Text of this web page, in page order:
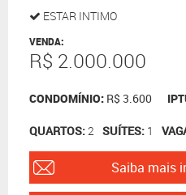
ESTAR INTIMO
VENDA:
R$ 2.000.000
CONDOMÍNIO: R$ 3.600
QUARTOS:2 SUÍTES: 1
Saiba mais